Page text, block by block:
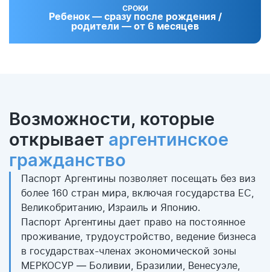
СРОКИ
Ребенок — сразу после рождения /
родители — от 6 месяцев
Возможности, которые
открывает аргентинское
гражданство
Паспорт Аргентины позволяет посещать без виз
более 160 стран мира, включая государства ЕС,
Великобританию, Израиль и Японию.
Паспорт Аргентины дает право на постоянное
проживание, трудоустройство, ведение бизнеса
в государствах-членах экономической зоны
МЕРКОСУР — Боливии, Бразилии, Венесуэле,